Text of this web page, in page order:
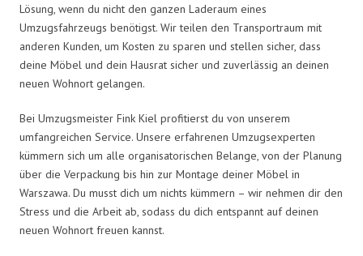
Lösung, wenn du nicht den ganzen Laderaum eines
Umzugsfahrzeugs benötigst. Wir teilen den Transportraum mit
anderen Kunden, um Kosten zu sparen und stellen sicher, dass
deine Möbel und dein Hausrat sicher und zuverlässig an deinen
neuen Wohnort gelangen.
Bei Umzugsmeister Fink Kiel profitierst du von unserem
umfangreichen Service. Unsere erfahrenen Umzugsexperten
kümmern sich um alle organisatorischen Belange, von der Planung
über die Verpackung bis hin zur Montage deiner Möbel in
Warszawa. Du musst dich um nichts kümmern – wir nehmen dir den
Stress und die Arbeit ab, sodass du dich entspannt auf deinen
neuen Wohnort freuen kannst.